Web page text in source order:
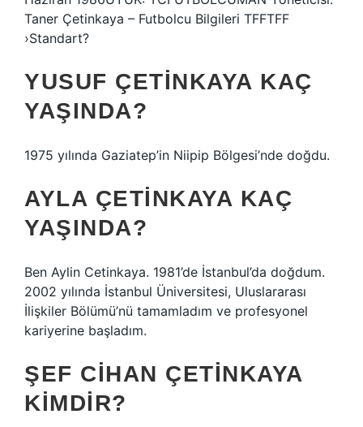
Taner Çetinkaya – Futbolcu Bilgileri TFFTFF
›Standart?
YUSUF ÇETINKAYA KAÇ
YAŞINDA?
1975 yılında Gaziatep’in Niipip Bölgesi’nde doğdu.
AYLA ÇETINKAYA KAÇ
YAŞINDA?
Ben Aylin Cetinkaya. 1981’de İstanbul’da doğdum.
2002 yılında İstanbul Üniversitesi, Uluslararası
İlişkiler Bölümü’nü tamamladım ve profesyonel
kariyerine başladım.
ŞEF CIHAN ÇETINKAYA
KIMDIR?